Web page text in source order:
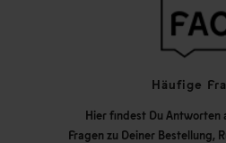
Häufige
Hier findest Du Antworten
Fragen zu Deiner Bestellung,